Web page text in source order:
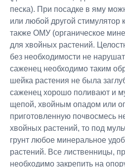
песка). При посадке в яму
или любой другой стимулятор
также ОМУ (органическое
для хвойных растений.
без необходимости не
саженец необходимо таким
шейка растения не была
саженец хорошо поливают и
щепой, хвойным опадом или
приготовленную почвосмесь
хвойных растений, то под
грунт любое минеральное
растений. Все лиственницы,
необходимо закрепить на